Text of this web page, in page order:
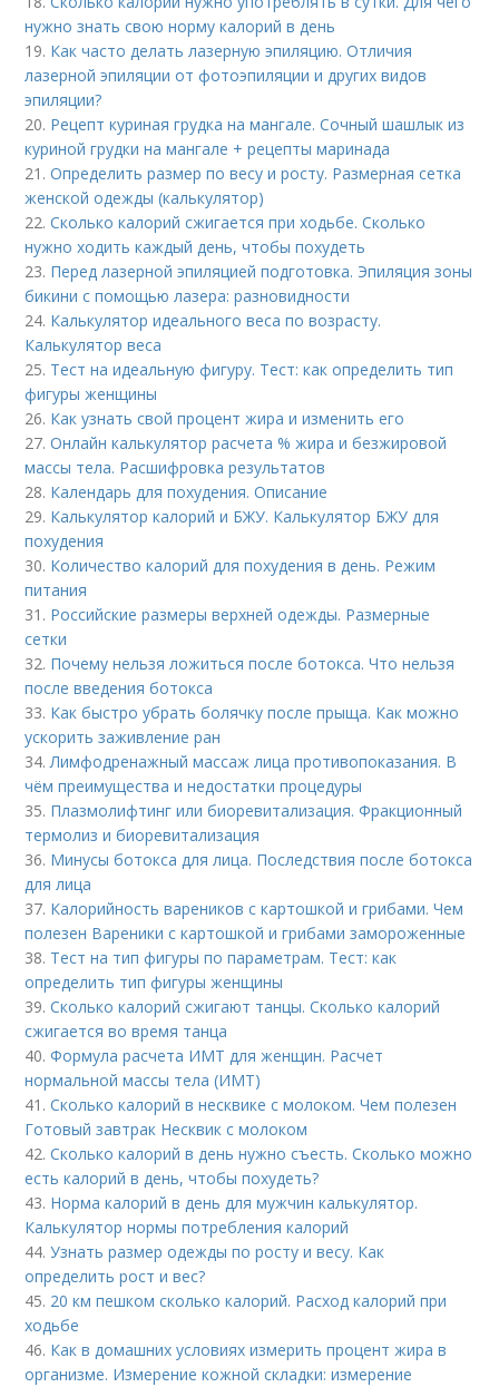
нужно знать свою норму калорий в день
19. Как часто делать лазерную эпиляцию. Отличия
лазерной эпиляции от фотоэпиляции и других видов
эпиляции?
20. Рецепт куриная грудка на мангале. Сочный шашлык из
куриной грудки на мангале + рецепты маринада
21.Определить размер по весу и росту. Размерная сетка
женской одежды (калькулятор)
22.Сколько калорий сжигается при ходьбе. Сколько
нужно ходить каждый день, чтобы похудеть
23. Перед лазерной эпиляцией подготовка. Эпиляция зоны
бикини с помощью лазера: разновидности
24. Калькулятор идеального веса по возрасту.
Калькулятор веса
25. Тест на идеальную фигуру. Тест: как определить тип
фигуры женщины
26. Как узнать свой процент жира и изменить его
27.Онлайн калькулятор расчета % жира и безжировой
массы тела. Расшифровка результатов
28. Календарь для похудения. Описание
29. Калькулятор калорий и БЖУ. Калькулятор БЖУ для
похудения
30. Количество калорий для похудения в день. Режим
питания
31. Российские размеры верхней одежды. Размерные
сетки
32. Почему нельзя ложиться после ботокса. Что нельзя
после введения ботокса
33. Как быстро убрать болячку после прыща. Как можно
ускорить заживление ран
34.Лимфодренажный массаж лица противопоказания. В
чём преимущества и недостатки процедуры
35. Плазмолифтинг или биоревитализация. Фракционный
термолиз и биоревитализация
36. Минусы ботокса для лица. Последствия после ботокса
для лица
37. Калорийность вареников с картошкой и грибами. Чем
полезен Вареники с картошкой и грибами замороженные
38. Тест на тип фигуры по параметрам. Тест: как
определить тип фигуры женщины
39.Сколько калорий сжигают танцы. Сколько калорий
сжигается во время танца
40.Формула расчета ИМТ для женщин. Расчет
нормальной массы тела (ИМТ)
41.Сколько калорий в несквике с молоком. Чем полезен
Готовый завтрак Несквик с молоком
42.Сколько калорий в день нужно съесть. Сколько можно
есть калорий в день, чтобы похудеть?
43. Норма калорий в день для мужчин калькулятор.
Калькулятор нормы потребления калорий
44.Узнать размер одежды по росту и весу. Как
определить рост и вес?
45. 20 км пешком сколько калорий. Расход калорий при
ходьбе
46. Как в домашних условиях измерить процент жира в
организме. Измерение кожной складки: измерение